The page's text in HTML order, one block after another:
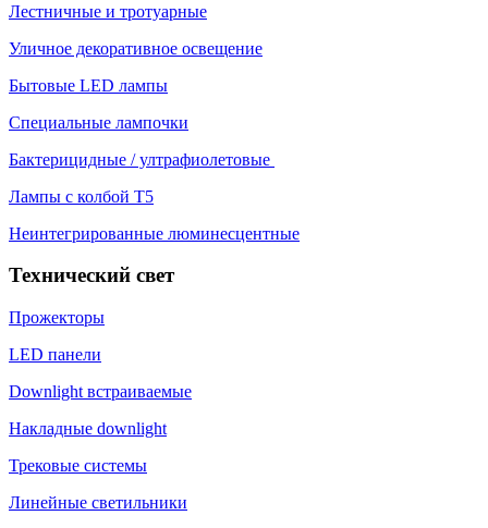
Лестничные и тротуарные
Уличное декоративное освещение
Бытовые LED лампы
Специальные лампочки
Бактерицидные / ултрафиолетовые
Лампы с колбой Т5
Неинтегрированные люминесцентные
Технический свет
Прожекторы
LED панели
Downlight встраиваемые
Накладные downlight
Трековые системы
Линейные светильники